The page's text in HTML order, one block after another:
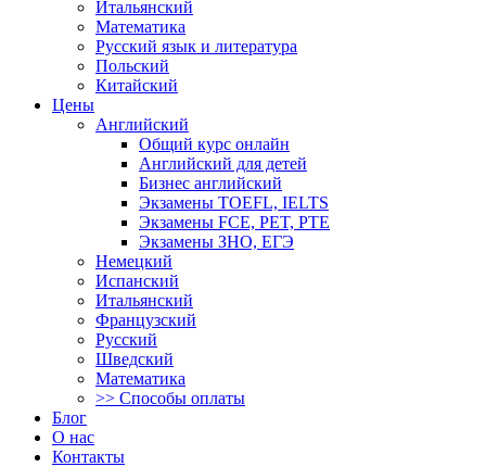
Итальянский
Математика
Русский язык и литература
Польский
Китайский
Цены
Английский
Общий курс онлайн
Английский для детей
Бизнес английский
Экзамены TOEFL, IELTS
Экзамены FCE, PET, PTE
Экзамены ЗНО, ЕГЭ
Немецкий
Испанский
Итальянский
Французский
Русский
Шведский
Математика
>> Способы оплаты
Блог
О нас
Контакты